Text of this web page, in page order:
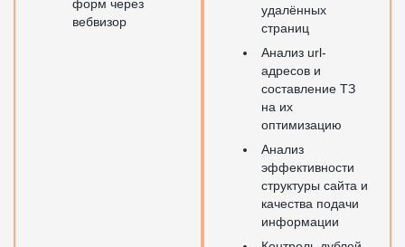
форм через
вебвизор
удалённых
страниц
Анализ url-
адресов и
составление ТЗ
на их
оптимизацию
Анализ
эффективности
структуры сайта и
качества подачи
информации